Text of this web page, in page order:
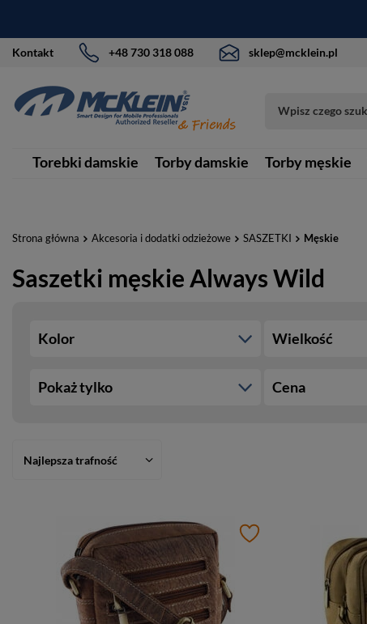
Kontakt +48 730 318 088 sklep@mcklein.pl
Torebki damskie Torby damskie Torby męskie
Strona główna Akcesoria i dodatki odzieżowe SASZETKI Męskie
Saszetki męskie Always Wild
Kolor Wielkość
Pokaż tylko Cena
Najlepsza trafność